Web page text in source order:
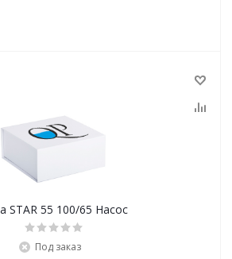
STAR 55 100/65 Насос
Под заказ